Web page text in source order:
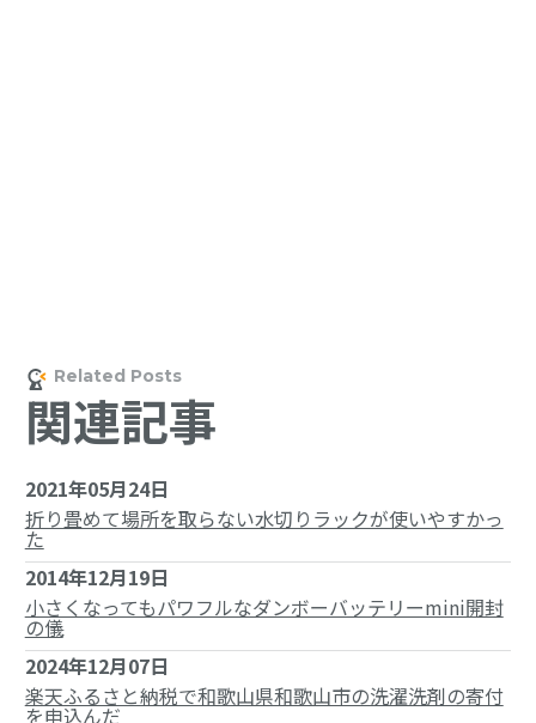
関連記事
2021年05月24日
折り畳めて場所を取らない水切りラックが使いやすかっ
た
2014年12月19日
小さくなってもパワフルなダンボーバッテリーmini開封
の儀
2024年12月07日
楽天ふるさと納税で和歌山県和歌山市の洗濯洗剤の寄付
を申込んだ